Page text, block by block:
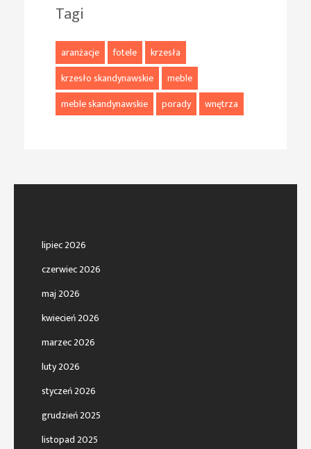
Tagi
aranżacje fotele
krzesła
krzesło skandynawskie
meble
meble skandynawskie
porady wnętrza
lipiec 2026
czerwiec 2026
maj 2026
kwiecień 2026
marzec 2026
luty 2026
styczeń 2026
grudzień 2025
listopad 2025